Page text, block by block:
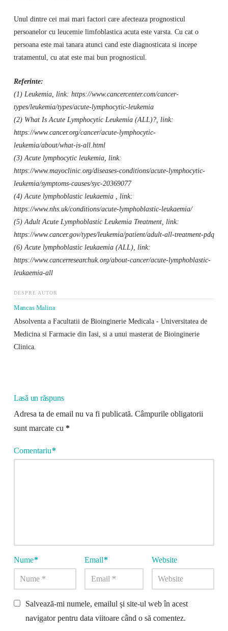
Unul dintre cei mai mari factori care afecteaza prognosticul
persoanelor cu leucemie limfoblastica acuta este varsta. Cu cat o
persoana este mai tanara atunci cand este diagnosticata si incepe
tratamentul, cu atat este mai bun prognosticul.
Referinte:
(1) Leukemia, link: https://www.cancercenter.com/cancer-
types/leukemia/types/acute-lymphocytic-leukemia
(2) What Is Acute Lymphocytic Leukemia (ALL)?, link:
https://www.cancer.org/cancer/acute-lymphocytic-
leukemia/about/what-is-all.html
(3) Acute lymphocytic leukemia, link:
https://www.mayoclinic.org/diseases-conditions/acute-lymphocytic-
leukemia/symptoms-causes/syc-20369077
(4) Acute lymphoblastic leukaemia , link:
https://www.nhs.uk/conditions/acute-lymphoblastic-leukaemia/
(5) Adult Acute Lymphoblastic Leukemia Treatment, link:
https://www.cancer.gov/types/leukemia/patient/adult-all-treatment-pdq
(6) Acute lymphoblastic leukaemia (ALL), link:
https://www.cancerresearchuk.org/about-cancer/acute-lymphoblastic-
leukaemia-all
DESPRE AUTOR
Mancas Malina
Absolventa a Facultatii de Bioinginerie Medicala - Universitatea de
Medicina si Farmacie din Iasi, si a unui masterat de Bioinginerie
Clinica.
Lasă un răspuns
Adresa ta de email nu va fi publicată. Câmpurile obligatorii
sunt marcate cu *
Comentariu*
Nume* Email* Website
Salvează-mi numele, emailul și site-ul web în acest
navigator pentru data viitoare când o să comentez.